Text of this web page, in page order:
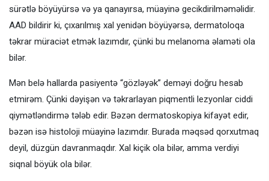
sürətlə böyüyürsə və ya qanayırsa, müayinə gecikdirilməməlidir.
AAD bildirir ki, çıxarılmış xal yenidən böyüyərsə, dermatoloqa
təkrar müraciət etmək lazımdır, çünki bu melanoma əlaməti ola
bilər.
Mən belə hallarda pasiyentə “gözləyək” deməyi doğru hesab
etmirəm. Çünki dəyişən və təkrarlayan piqmentli lezyonlar ciddi
qiymətləndirmə tələb edir. Bəzən dermatoskopiya kifayət edir,
bəzən isə histoloji müayinə lazımdır. Burada məqsəd qorxutmaq
deyil, düzgün davranmaqdır. Xal kiçik ola bilər, amma verdiyi
siqnal böyük ola bilər.